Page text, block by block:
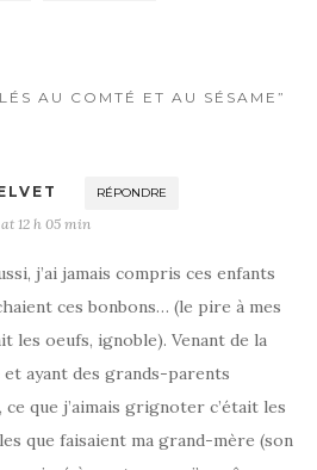
AU COMTÉ ET AU SÉSAME”
RÉPONDRE
12 h 05 min
j’ai jamais compris ces enfants
ces bonbons… (le pire à mes
les oeufs, ignoble). Venant de la
et ayant des grands-parents
ce que j’aimais grignoter c’était les
que faisaient ma grand-mère (son